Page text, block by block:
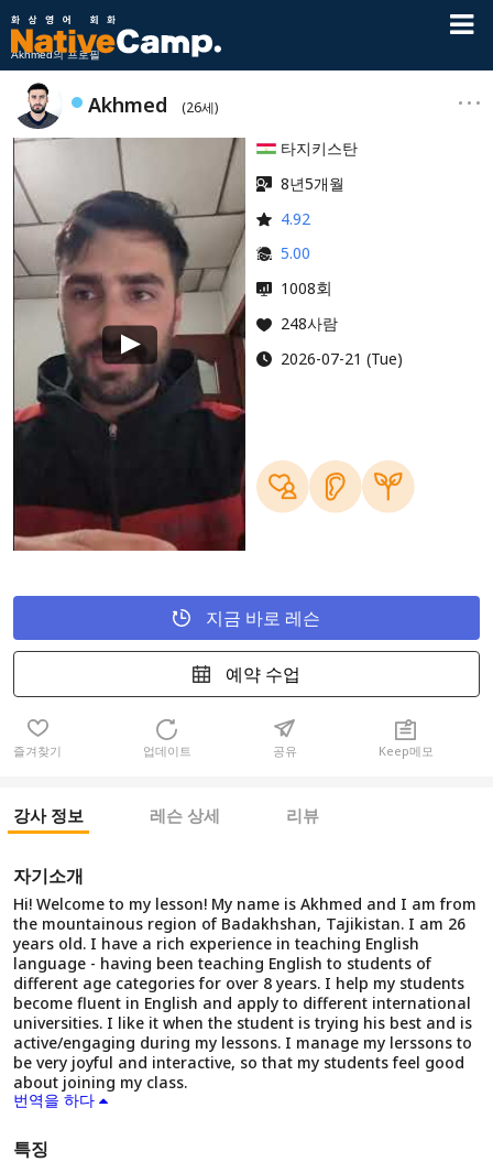
Akhmed의 프로필
Akhmed (26세)
타지키스탄
8년5개월
4.92
5.00
1008회
248사람
2026-07-21 (Tue)
지금 바로 레슨
예약 수업
즐겨찾기 업데이트 공유 Keep메모
강사 정보 레슨 상세 리뷰
자기소개
Hi! Welcome to my lesson! My name is Akhmed and I am from
the mountainous region of Badakhshan, Tajikistan. I am 26
years old. I have a rich experience in teaching English
language - having been teaching English to students of
different age categories for over 8 years. I help my students
become fluent in English and apply to different international
universities. I like it when the student is trying his best and is
active/engaging during my lessons. I manage my lerssons to
be very joyful and interactive, so that my students feel good
about joining my class.
번역을 하다
특징